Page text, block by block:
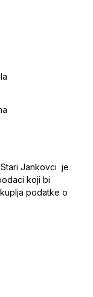
Jankovci je
koji bi
podatke o